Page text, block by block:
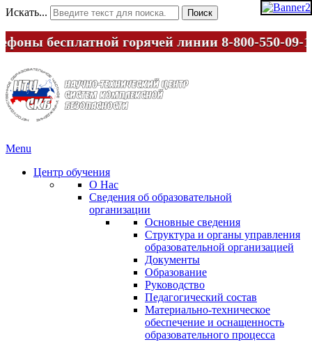
Искать... Поиск
бесплатной горячей линии8-800-550-09-
Menu
Центр обучения
О Нас
Сведения об образовательной
организации
Основные сведения
Структура и органы управления
образовательной организацией
Документы
Образование
Руководство
Педагогический состав
Материально-техническое
обеспечение и оснащенность
образовательного процесса